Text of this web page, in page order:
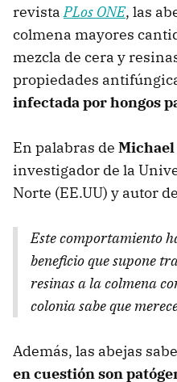
revistaPLos ONE, las
colmena mayores
mezcla de cera y
propiedades
infectada por hongos
En palabras de
investigador de la
Norte (EE.UU) y autor
Este comportamiento
beneficio que supone
resinas a la colmena
colonia sabe que
Además, las abejas
en cuestión son